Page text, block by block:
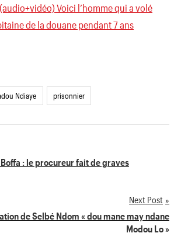
(audio+vidéo) Voici l’homme qui a volé
de la douane pendant 7 ans
Ndiaye prisonnier
: le procureur fait de graves
Next Post
de Selbé Ndom « dou mane may ndane
Modou Lo »